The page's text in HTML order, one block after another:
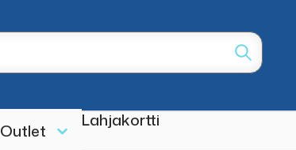
Outlet
Lahjakortti